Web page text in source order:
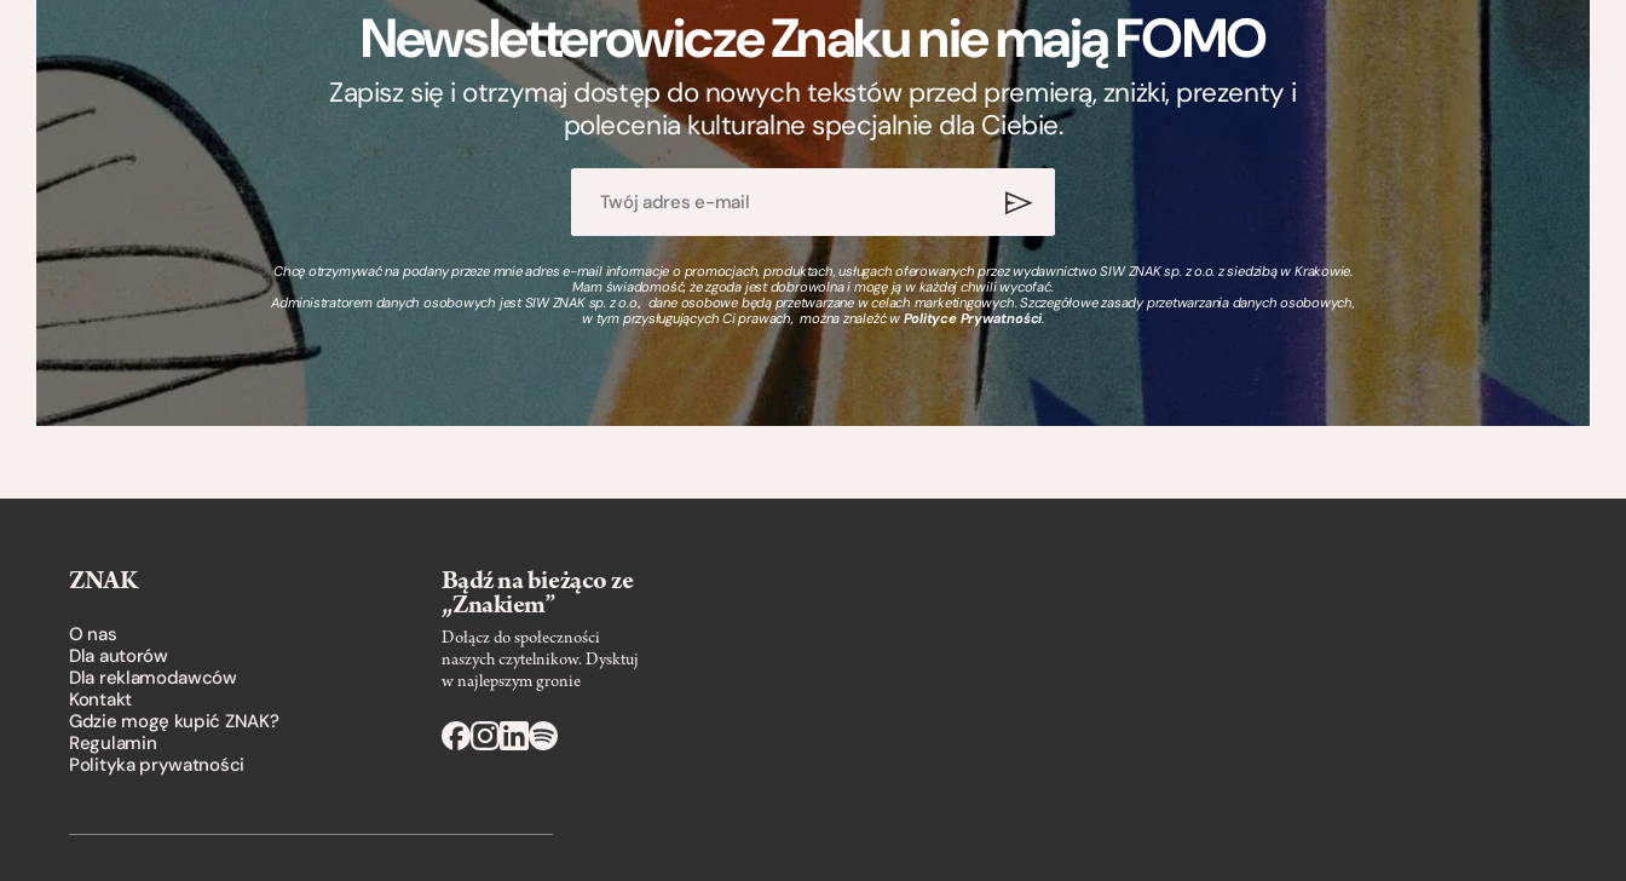
Newsletterowicze Znaku nie mają FOMO
Zapisz się i otrzymaj dostęp do nowych tekstów przed premierą, zniżki, prezenty i
polecenia kulturalne specjalnie dla Ciebie.
Chcę otrzymywać na podany przeze mnie adres e-mail informacje o promocjach, produktach, usługach oferowanych przez wydawnictwo SIW ZNAK sp. z o.o. z siedzibą w Krakowie.
Mam świadomość, że zgoda jest dobrowolna i mogę ją w każdej chwili wycofać.
Administratorem danych osobowych jest SIW ZNAK sp. z o.o., dane osobowe będą przetwarzane w celach marketingowych. Szczegółowe zasady przetwarzania danych osobowych,
w tym przysługujących Ci prawach, można znaleźć wPolityce Prywatności.
ZNAK
O nas
Dla autorów
Dla reklamodawców
Kontakt
Gdzie mogę kupić ZNAK?
Regulamin
Polityka prywatności
Bądź na bieżąco ze
„Znakiem”
Dołącz do społeczności
naszych czytelnikow. Dysktuj
w najlepszym gronie